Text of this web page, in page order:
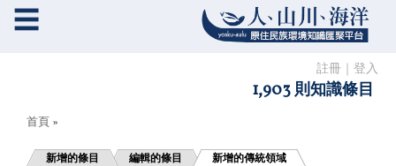
註冊 登入
1,903 則知識條目
☰
您在這裡
首頁 »
新增的條目 編輯的條目 新增的傳統領域